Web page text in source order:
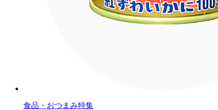
食品・おつまみ特集